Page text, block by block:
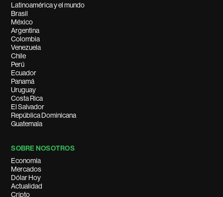
Latinoamérica y el mundo
Brasil
México
Argentina
Colombia
Venezuela
Chile
Perú
Ecuador
Panamá
Uruguay
Costa Rica
El Salvador
República Dominicana
Guatemala
SOBRE NOSOTROS
Economía
Mercados
Dólar Hoy
Actualidad
Cripto